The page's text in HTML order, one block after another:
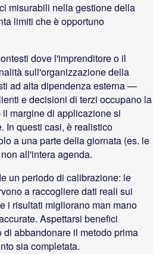
misurabili nella gestione della
limiti che è opportuno
dove l'imprenditore o il
sull'organizzazione della
ad alta dipendenza esterna —
e decisioni di terzi occupano la
margine di applicazione si
In questi casi, è realistico
a una parte della giornata (es. le
all'intera agenda.
un periodo di calibrazione: le
a raccogliere dati reali sui
i risultati migliorano man mano
Aspettarsi benefici
abbandonare il metodo prima
sia completata.